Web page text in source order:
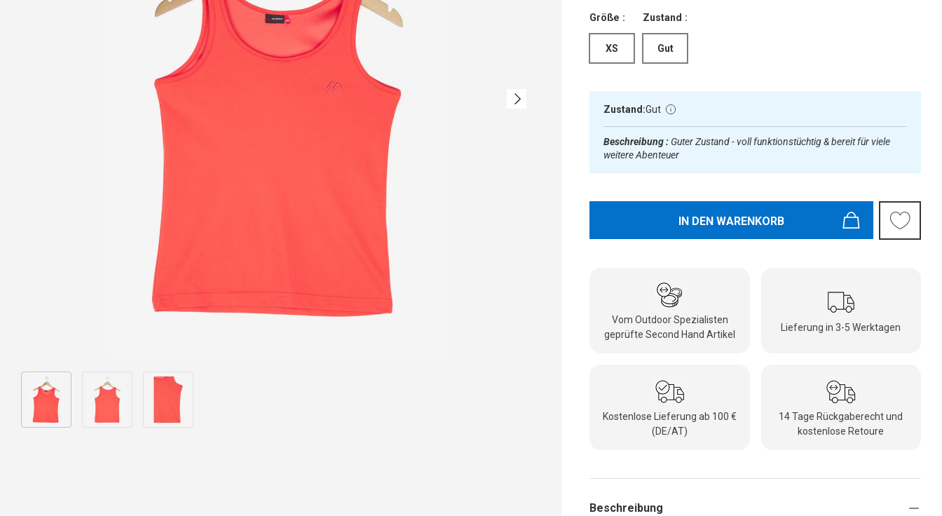
Nächste
Bild 1 in Galerieansicht laden
Größe :
XS
Zustand :
Gut
Zustand:Gut
Beschreibung : Guter Zustand - voll funktionstüchtig & bereit für viele
weitere Abenteuer
IN DEN WARENKORB
Vom Outdoor Spezialisten
geprüfte Second Hand Artikel
Lieferung in 3-5 Werktagen
Kostenlose Lieferung ab 100 €
(DE/AT)
14 Tage Rückgaberecht und
kostenlose Retoure
Beschreibung